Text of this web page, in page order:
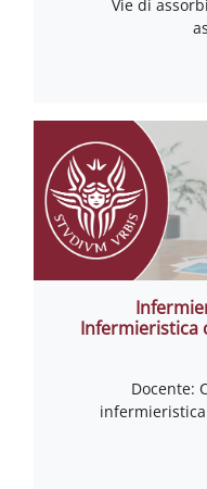
Vie di
Infermieristica
Docente: